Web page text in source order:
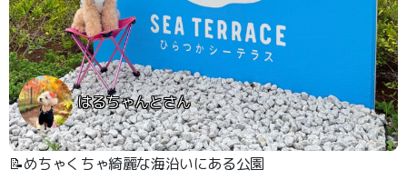
はるちゃんとさん
📝めちゃくちゃ綺麗な海沿いにある公園